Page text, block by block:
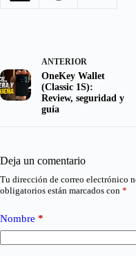
ANTERIOR
OneKey Wallet
(Classic 1S):
Review, seguridad y
guía
Deja un comentario
Tu dirección de correo electrónico
obligatorios están marcados con *
Nombre *